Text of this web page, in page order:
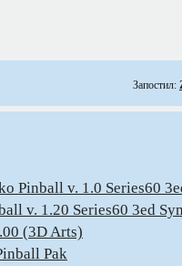
Запостил:
Pinball v. 1.0 Series60
v. 1.20 Series60 3ed
(3D Arts)
Pak